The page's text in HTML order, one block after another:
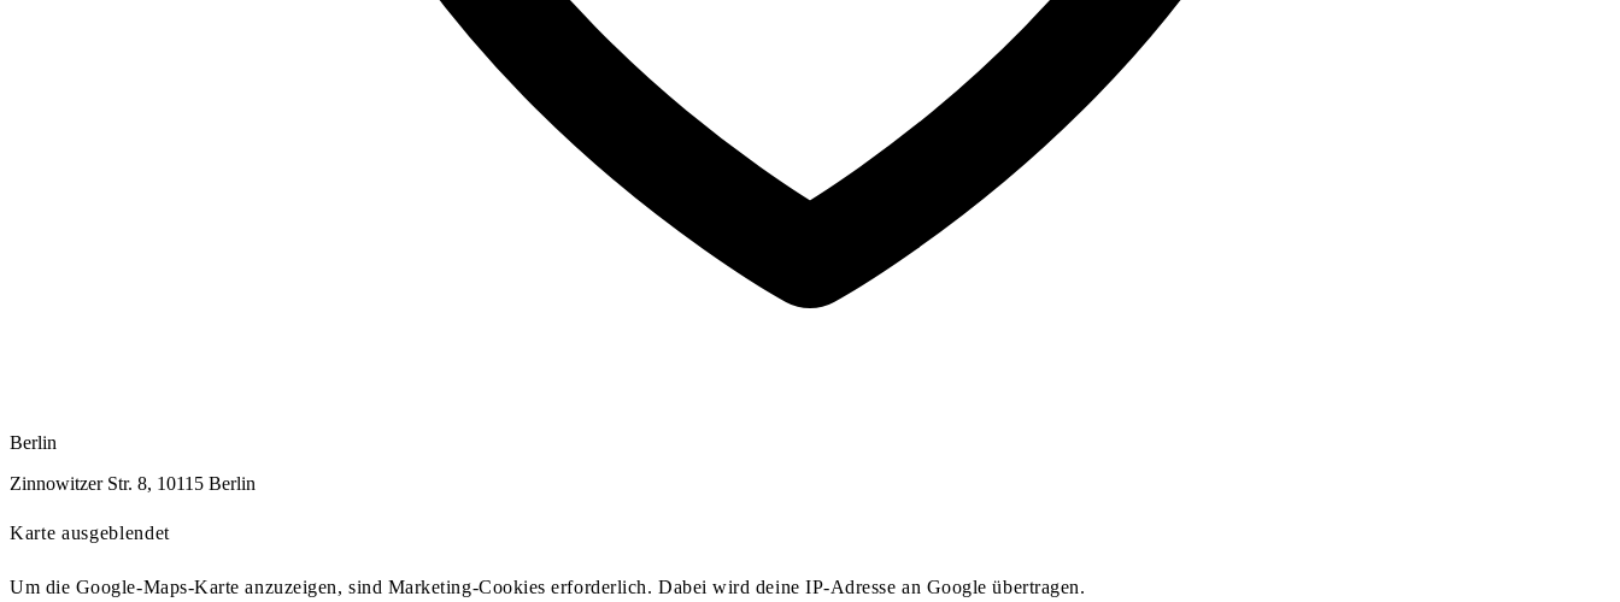
Berlin
Zinnowitzer Str. 8, 10115 Berlin
Karte ausgeblendet
Um die Google-Maps-Karte anzuzeigen, sind Marketing-Cookies erforderlich. Dabei wird deine IP-Adresse an Google übertragen.